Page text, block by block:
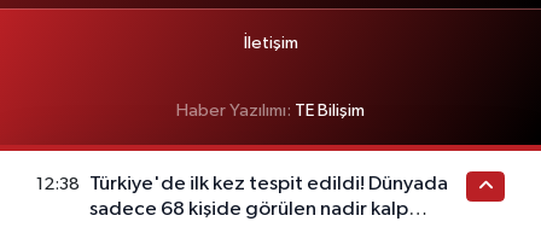
İletişim
Haber Yazılımı: TE Bilişim
12:38
Türkiye'de ilk kez tespit edildi! Dünyada
sadece 68 kişide görülen nadir kalp